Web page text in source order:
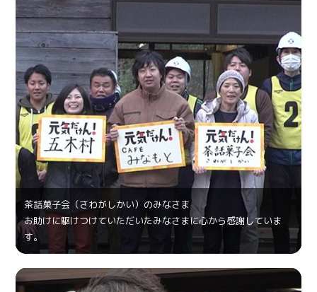
茶話菓⼦会（さわがしかい）のみなさま
お助けに駆けつけていただいたみなさまに心から感謝していま
す。